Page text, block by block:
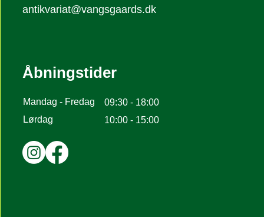
antikvariat@vangsgaards.dk
Åbningstider
09:30 - 18:00
Mandag - Fredag
10:00 - 15:00
Lørdag